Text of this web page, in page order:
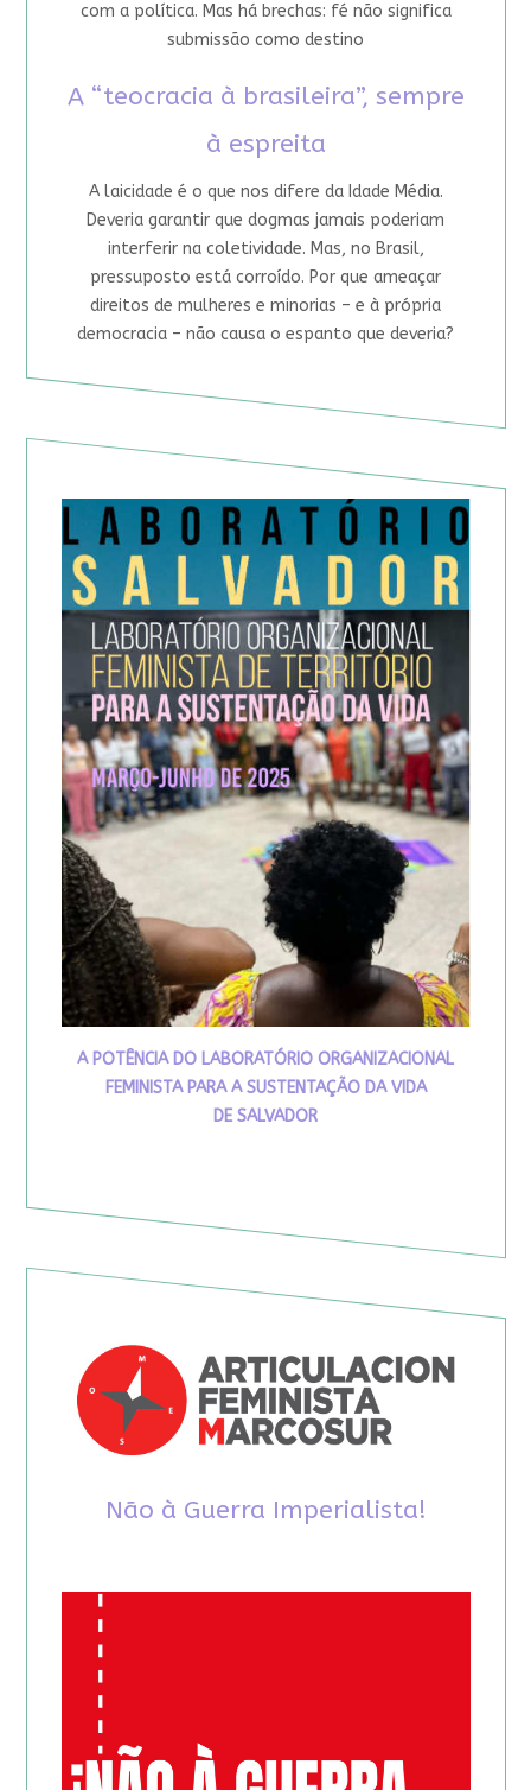
com a política. Mas há brechas: fé não significa
submissão como destino
A “teocracia à brasileira”, sempre
à espreita
A laicidade é o que nos difere da Idade Média.
Deveria garantir que dogmas jamais poderiam
interferir na coletividade. Mas, no Brasil,
pressuposto está corroído. Por que ameaçar
direitos de mulheres e minorias – e à própria
democracia – não causa o espanto que deveria?
A POTÊNCIA DO LABORATÓRIO ORGANIZACIONAL
FEMINISTA PARA A SUSTENTAÇÃO DA VIDA
DE SALVADOR
Não à Guerra Imperialista!